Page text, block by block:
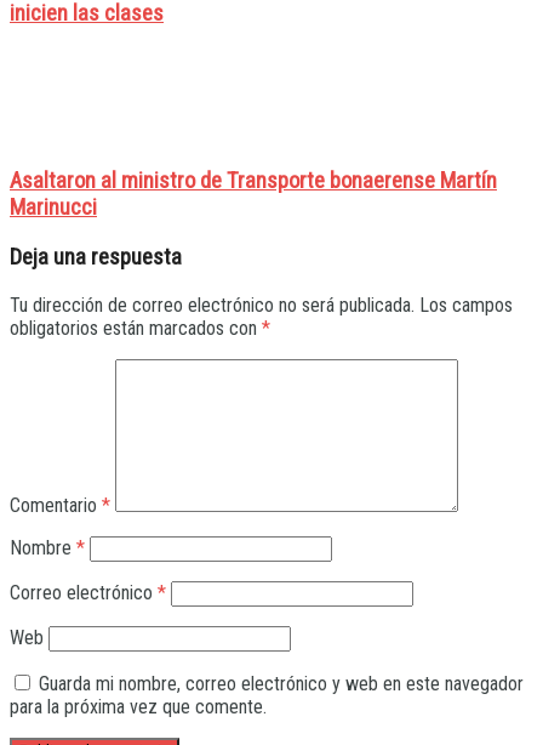
inicien las clases
Asaltaron al ministro de Transporte bonaerense Martín
Marinucci
Deja una respuesta
Tu dirección de correo electrónico no será publicada. Los campos
obligatorios están marcados con *
Comentario *
Nombre *
Correo electrónico *
Web
Guarda mi nombre, correo electrónico y web en este navegador
para la próxima vez que comente.